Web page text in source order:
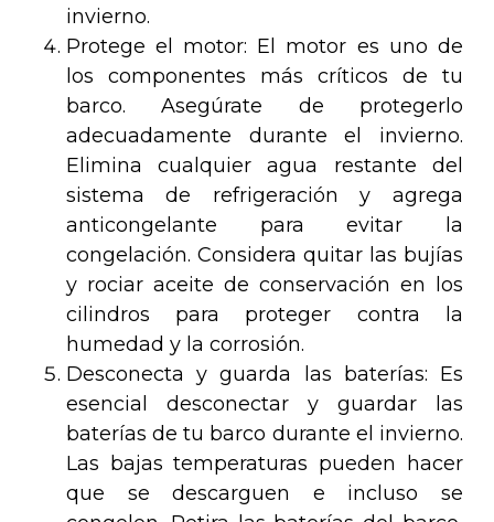
invierno.
Protege el motor: El motor es uno de
los componentes más críticos de tu
barco. Asegúrate de protegerlo
adecuadamente durante el invierno.
Elimina cualquier agua restante del
sistema de refrigeración y agrega
anticongelante para evitar la
congelación. Considera quitar las bujías
y rociar aceite de conservación en los
cilindros para proteger contra la
humedad y la corrosión.
Desconecta y guarda las baterías: Es
esencial desconectar y guardar las
baterías de tu barco durante el invierno.
Las bajas temperaturas pueden hacer
que se descarguen e incluso se